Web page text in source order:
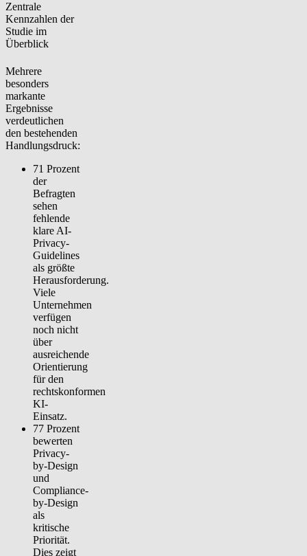
Zentrale
Kennzahlen der
Studie im
Überblick
Mehrere
besonders
markante
Ergebnisse
verdeutlichen
den bestehenden
Handlungsdruck:
71 Prozent
der
Befragten
sehen
fehlende
klare AI-
Privacy-
Guidelines
als größte
Herausforderung.
Viele
Unternehmen
verfügen
noch nicht
über
ausreichende
Orientierung
für den
rechtskonformen
KI-
Einsatz.
77 Prozent
bewerten
Privacy-
by-Design
und
Compliance-
by-Design
als
kritische
Priorität.
Dies zeigt